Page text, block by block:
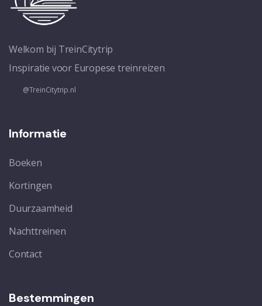
Welkom bij TreinCitytrip
Inspiratie voor Europese treinreizen
@TreinCitytrip.nl
Informatie
Boeken
Kortingen
Duurzaamheid
Nachttreinen
Contact
Bestemmingen